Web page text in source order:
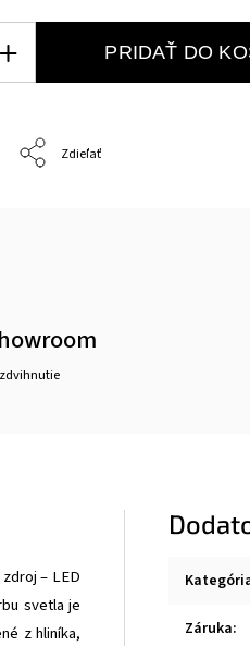
PRIDAŤ DO
Zdieľať
– LED
svetla je
z hliníka,
Záruka: